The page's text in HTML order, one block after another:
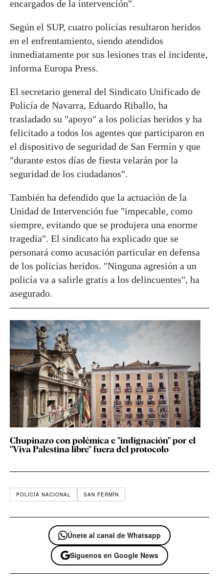
encargados de la intervención".
Según el SUP, cuatro policías resultaron heridos
en el enfrentamiento, siendo atendidos
inmediatamente por sus lesiones tras el incidente,
informa Europa Press.
El secretario general del Sindicato Unificado de
Policía de Navarra, Eduardo Riballo, ha
trasladado su "apoyo" a los policías heridos y ha
felicitado a todos los agentes que participaron en
el dispositivo de seguridad de San Fermín y que
"durante estos días de fiesta velarán por la
seguridad de los ciudadanos".
También ha defendido que la actuación de la
Unidad de Intervención fue "impecable, como
siempre, evitando que se produjera una enorme
tragedia". El sindicato ha explicado que se
personará como acusación particular en defensa
de los policías heridos. "Ninguna agresión a un
policía va a salirle gratis a los delincuentes", ha
asegurado.
Chupinazo con polémica e "indignación" por el
"Viva Palestina libre" fuera del protocolo
POLICÍA NACIONAL SAN FERMÍN
Únete al canal de Whatsapp
Síguenos en Google News